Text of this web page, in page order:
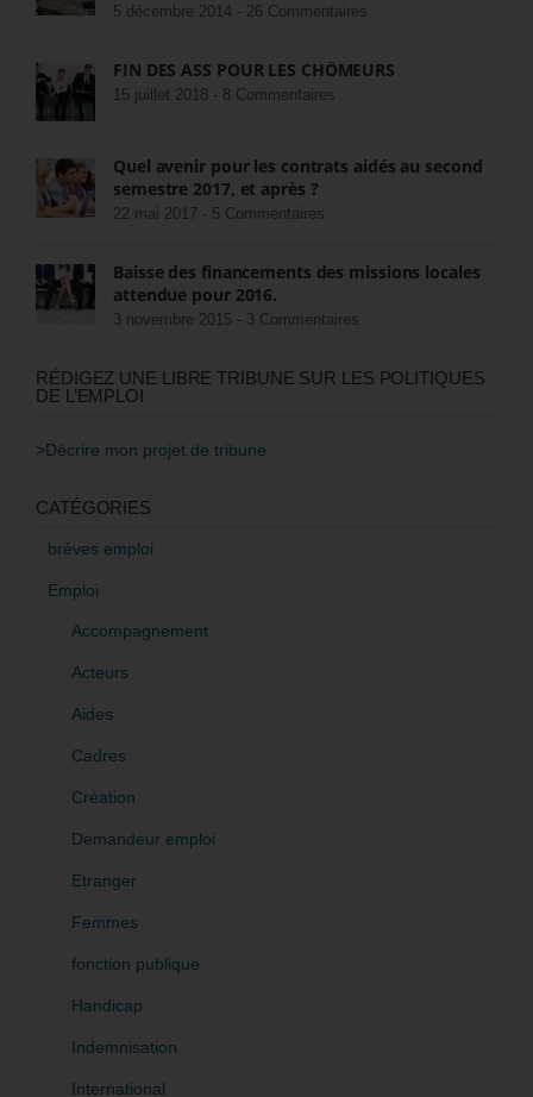
5 décembre 2014 - 26 Commentaires
FIN DES ASS POUR LES CHÔMEURS
15 juillet 2018 - 8 Commentaires
Quel avenir pour les contrats aidés au second
semestre 2017, et après ?
22 mai 2017 - 5 Commentaires
Baisse des financements des missions locales
attendue pour 2016.
3 novembre 2015 - 3 Commentaires
RÉDIGEZ UNE LIBRE TRIBUNE SUR LES POLITIQUES
DE L’EMPLOI
>Décrire mon projet de tribune
CATÉGORIES
brèves emploi
Emploi
Accompagnement
Acteurs
Aides
Cadres
Création
Demandeur emploi
Etranger
Femmes
fonction publique
Handicap
Indemnisation
International